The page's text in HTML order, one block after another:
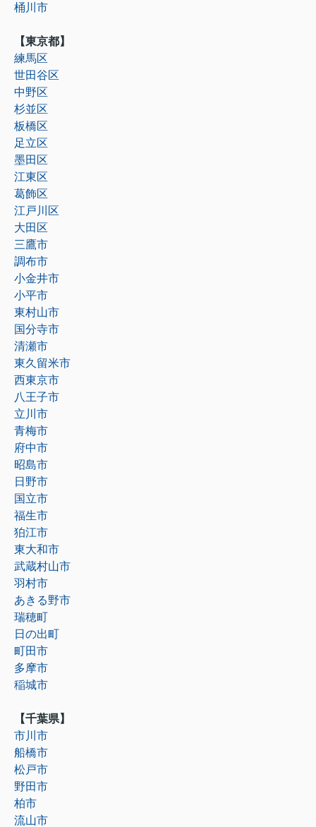
桶川市
【東京都】
練馬区
世田谷区
中野区
杉並区
板橋区
足立区
墨田区
江東区
葛飾区
江戸川区
大田区
三鷹市
調布市
小金井市
小平市
東村山市
国分寺市
清瀬市
東久留米市
西東京市
八王子市
立川市
青梅市
府中市
昭島市
日野市
国立市
福生市
狛江市
東大和市
武蔵村山市
羽村市
あきる野市
瑞穂町
日の出町
町田市
多摩市
稲城市
【千葉県】
市川市
船橋市
松戸市
野田市
柏市
流山市